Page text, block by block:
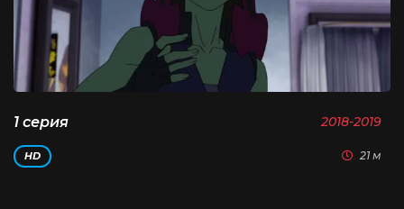
1 серия 2018-2019
HD 21 м